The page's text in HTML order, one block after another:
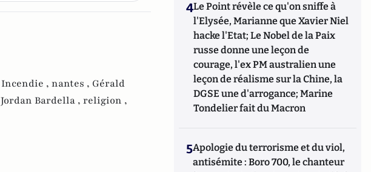
Incendie , nantes , Gérald
Jordan Bardella , religion ,
4Le Point révèle ce qu'on sniffe à
l'Elysée, Marianne que Xavier Niel
hacke l'Etat; Le Nobel de la Paix
russe donne une leçon de
courage, l'ex PM australien une
leçon de réalisme sur la Chine, la
DGSE une d'arrogance; Marine
Tondelier fait du Macron
5Apologie du terrorisme et du viol,
antisémite : Boro 700, le chanteur